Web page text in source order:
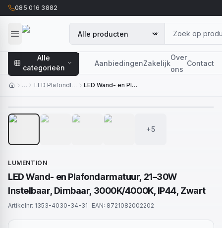
085 016 3882
Alle
categorieën
AanbiedingenZakelijk
Over
ons
Contact
… LED Plafondlampen
LED Wand- en Plafondarmatuur, 21–30W Instelbaar, Dimbaar, 3000K/4000K, IP44, Zwart
+5
LUMENTION
LED Wand- en Plafondarmatuur, 21–30W
Instelbaar, Dimbaar, 3000K/4000K, IP44, Zwart
Artikelnr: 1353-4030-34-31 EAN: 8721082002202